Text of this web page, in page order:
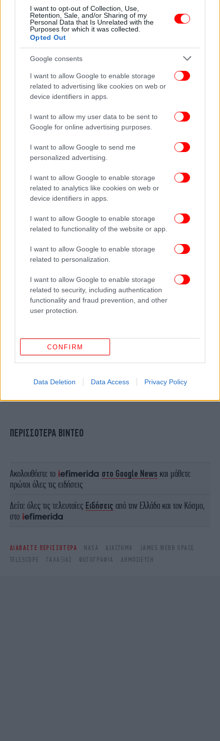
I want to opt-out of Collection, Use,
Retention, Sale, and/or Sharing of my
Personal Data that Is Unrelated with the
Purposes for which it was collected.
Opted Out
Google consents
I want to allow Google to enable storage
related to advertising like cookies on web or
device identifiers in apps.
I want to allow my user data to be sent to
Google for online advertising purposes.
I want to allow Google to send me
personalized advertising.
I want to allow Google to enable storage
related to analytics like cookies on web or
device identifiers in apps.
I want to allow Google to enable storage
related to functionality of the website or app.
I want to allow Google to enable storage
related to personalization.
I want to allow Google to enable storage
related to security, including authentication
functionality and fraud prevention, and other
user protection.
CONFIRM
Data Deletion Data Access Privacy Policy
δισεκατομμυρίων δολαρίων, το διαστημικό
τηλεσκόπιο James Webb εκτοξεύτηκε πριν από
περίπου επτά μήνες και βρίσκεται σχεδόν 1,5 εκατ.
χιλιόμετρα μακριά από τη Γη.
ΟΛΕΣ ΟΙ ΕΙΔΗΣΕΙΣ
Οργισμένη η Κίνα για την επίσκεψη Πελόζι στην
αυτήν»
Μητσοτάκης: Η κυβέρνηση θα στηρίξει τους πολίτες
από την εισβολή του εισαγόμενου πληθωρισμού
Ζάκυνθος: Συγκλονίζει ο γιος του γυναικοκτόνου
τέτοιο»
ΠΕΡΙΣΣΟΤΕΡΑ ΒΙΝΤΕΟ
Ακολουθήστε το στο Google News και μάθετε
πρώτοι όλες τις ειδήσεις
Δείτε όλες τις τελευταίες Ειδήσεις από την Ελλάδα και τον Κόσμο,
στο
ΔΙΑΒΑΣΤΕ ΠΕΡΙΣΣΟΤΕΡΑ NASA ΔΙΆΣΤΗΜΑ
JAMES WEBB SPACE
TELESCOPE
ΓΑΛΑΞΊΑΣ ΦΩΤΟΓΡΑΦΊΑ ΔΗΜΟΣΊΕΥΣΗ